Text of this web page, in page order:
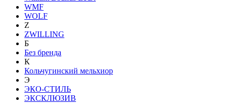
WMF
WOLF
Z
ZWILLING
Б
Без бренда
К
Кольчугинский мельхиор
Э
ЭКО-СТИЛЬ
ЭКСКЛЮЗИВ